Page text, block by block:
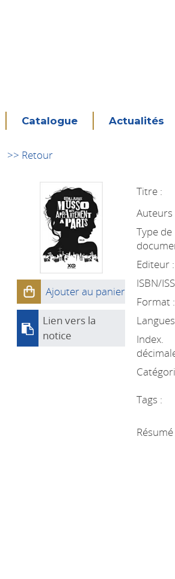
Catalogue Actualités
>> Retour
Ajouter au panier
Lien vers la
notice
Titre :
Auteurs
Type de
Editeur :
ISBN/
Format :
Index.
Tags :
Résumé